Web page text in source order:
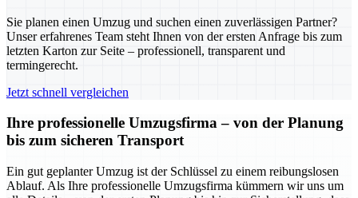
Sie planen einen Umzug und suchen einen zuverlässigen Partner?
Unser erfahrenes Team steht Ihnen von der ersten Anfrage bis zum
letzten Karton zur Seite – professionell, transparent und
termingerecht.
Jetzt schnell vergleichen
Ihre professionelle Umzugsfirma – von der Planung
bis zum sicheren Transport
Ein gut geplanter Umzug ist der Schlüssel zu einem reibungslosen
Ablauf. Als Ihre professionelle Umzugsfirma kümmern wir uns um